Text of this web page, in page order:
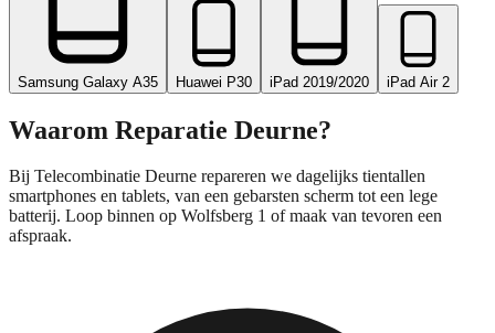
Samsung Galaxy A35 Huawei P30 iPad 2019/2020 iPad Air 2
Waarom Reparatie Deurne?
Bij Telecombinatie Deurne repareren we dagelijks tientallen
smartphones en tablets, van een gebarsten scherm tot een lege
batterij. Loop binnen op Wolfsberg 1 of maak van tevoren een
afspraak.